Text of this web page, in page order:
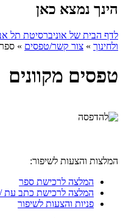
הינך נמצא כאן
לדף הבית של אוניברסיטת תל
ולחינוך » צור קשר/טפסים »
טפסים מקוונים
המלצות והצעות לשיפור:
המלצה לרכישת ספר
המלצה לרכישת כתב עת
פניות והצעות לשיפור